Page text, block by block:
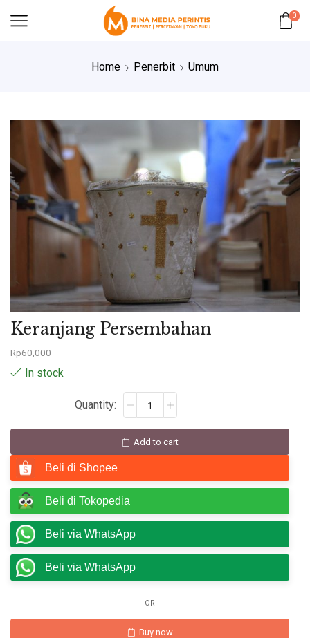
0
Home Penerbit Umum
Keranjang Persembahan
Rp60,000
In stock
Add to cart
Beli di Shopee
Beli di Tokopedia
Beli via WhatsApp
Beli via WhatsApp
OR
Buy now